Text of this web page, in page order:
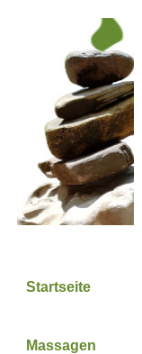
Startseite
Massagen